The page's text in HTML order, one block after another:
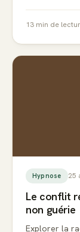
13 min de
Hypnose 25
Le conflit
non guérie
Explorer la